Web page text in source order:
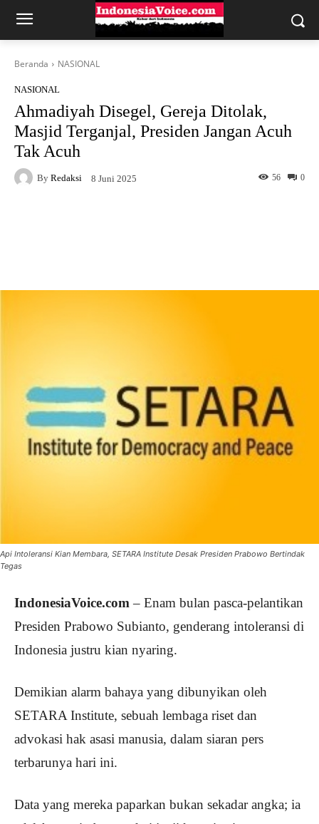
Beranda NASIONAL
NASIONAL
Ahmadiyah Disegel, Gereja Ditolak,
Masjid Terganjal, Presiden Jangan Acuh
Tak Acuh
By Redaksi 8 Juni 2025 0
56
Api Intoleransi Kian Membara, SETARA Institute Desak Presiden Prabowo Bertindak
Tegas
IndonesiaVoice.com– Enam bulan pasca-pelantikan
Presiden Prabowo Subianto, genderang intoleransi di
Indonesia justru kian nyaring.
Demikian alarm bahaya yang dibunyikan oleh
SETARA Institute, sebuah lembaga riset dan
advokasi hak asasi manusia, dalam siaran pers
terbarunya hari ini.
Data yang mereka paparkan bukan sekadar angka; ia